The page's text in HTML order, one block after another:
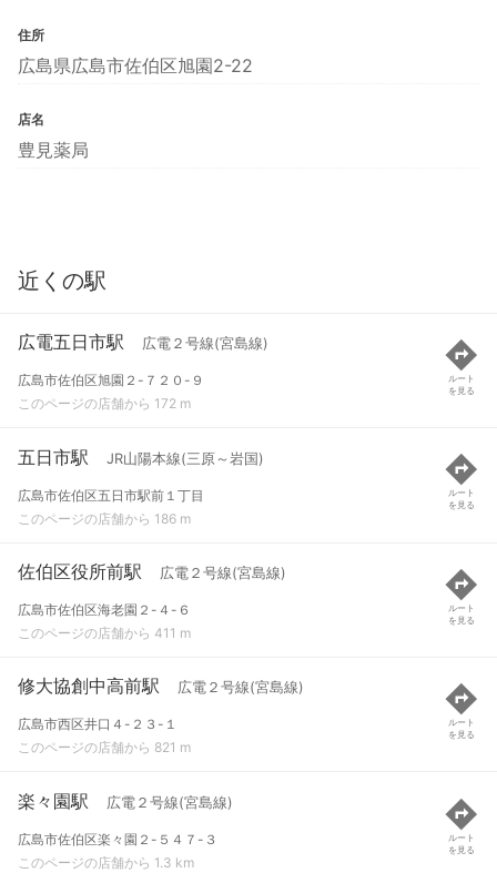
住所
広島県広島市佐伯区旭園2-22
店名
豊見薬局
近くの駅
広電五日市駅 広電２号線(宮島線)
広島市佐伯区旭園２-７２０-９
このページの店舗から 172 m
ルート
を見る
五日市駅 JR山陽本線(三原～岩国)
広島市佐伯区五日市駅前１丁目
このページの店舗から 186 m
ルート
を見る
佐伯区役所前駅 広電２号線(宮島線)
広島市佐伯区海老園２-４-６
このページの店舗から 411 m
ルート
を見る
修大協創中高前駅 広電２号線(宮島線)
広島市西区井口４-２３-１
このページの店舗から 821 m
ルート
を見る
楽々園駅 広電２号線(宮島線)
広島市佐伯区楽々園２-５４７-３
このページの店舗から 1.3 km
ルート
を見る